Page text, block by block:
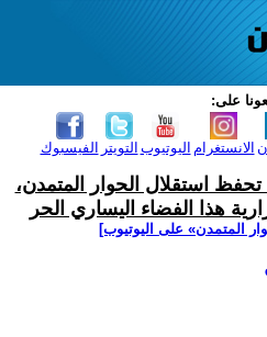
على:
الفيسبوك التويتر اليوتيوب الانستغرام
تحفظ استقلال الحوار المتمدن،
هذا الفضاء اليساري الحر
المتمدن» على اليوتيوب]